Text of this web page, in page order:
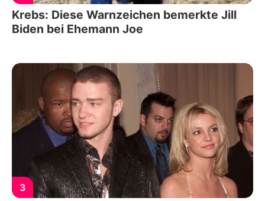
Krebs: Diese Warnzeichen bemerkte Jill
Biden bei Ehemann Joe
3